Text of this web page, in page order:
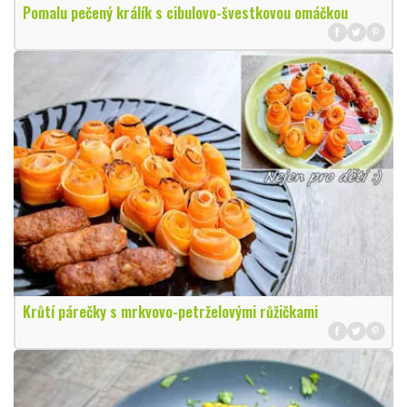
Pomalu pečený králík s cibulovo-švestkovou omáčkou
Krůtí párečky s mrkvovo-petrželovými růžičkami